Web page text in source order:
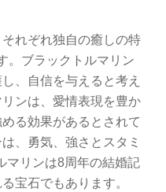
れぞれ独自の癒しの特
。ブラックトルマリン
、自信を与えると考え
ンは、愛情表現を豊か
る効果があるとされて
、勇気、強さとスタミ
マリンは8周年の結婚記
宝石でもあります。